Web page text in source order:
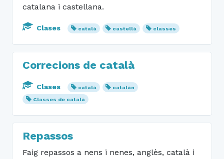
catalana i castellana.
Clases català castellà classes
Correcions de català
Clases català
catalán
Classes de català
Repassos
Faig repassos a nens i nenes, anglès, català i